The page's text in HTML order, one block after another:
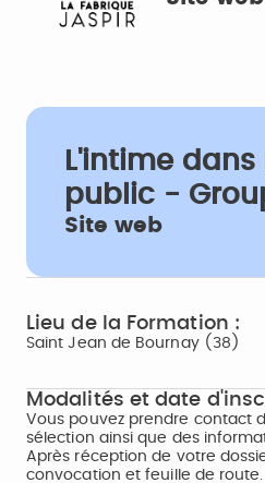
L'intime
public -
Site web
Lieu de la Formation :
Saint Jean de Bournay (38)
Modalités et date
Vous pouvez prendre contact
sélection ainsi que des
Après réception de votre
convocation et feuille de route.